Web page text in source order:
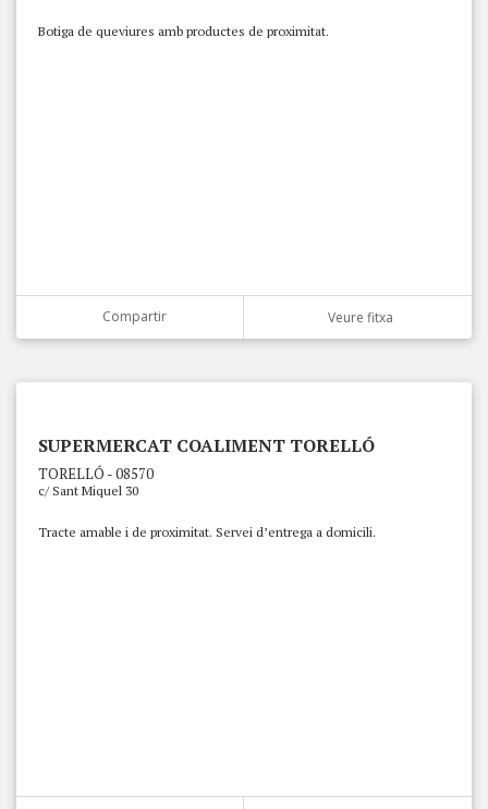
Botiga de queviures amb productes de proximitat.
Compartir Veure fitxa
SUPERMERCAT COALIMENT TORELLÓ
TORELLÓ - 08570
c/ Sant Miquel 30
Tracte amable i de proximitat. Servei d’entrega a domicili.